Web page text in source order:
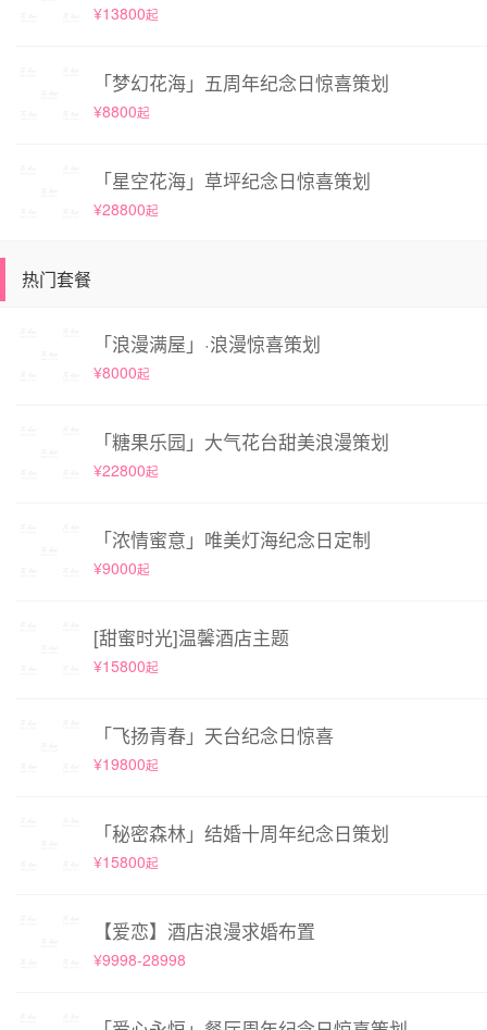
¥13800起
「梦幻花海」五周年纪念日惊喜策划
¥8800起
「星空花海」草坪纪念日惊喜策划
¥28800起
热门套餐
「浪漫满屋」·浪漫惊喜策划
¥8000起
「糖果乐园」大气花台甜美浪漫策划
¥22800起
「浓情蜜意」唯美灯海纪念日定制
¥9000起
[甜蜜时光]温馨酒店主题
¥15800起
「飞扬青春」天台纪念日惊喜
¥19800起
「秘密森林」结婚十周年纪念日策划
¥15800起
【爱恋】酒店浪漫求婚布置
¥9998-28998